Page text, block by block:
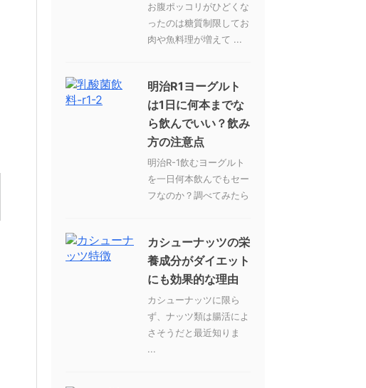
お腹ポッコリがひどくな
ったのは糖質制限してお
肉や魚料理が増えて ...
明治R1ヨーグルト
は1日に何本までな
ら飲んでいい？飲み
方の注意点
明治R-1飲むヨーグルト
を一日何本飲んでもセー
フなのか？調べてみたら
カシューナッツの栄
養成分がダイエット
にも効果的な理由
カシューナッツに限ら
ず、ナッツ類は腸活によ
さそうだと最近知りま
...